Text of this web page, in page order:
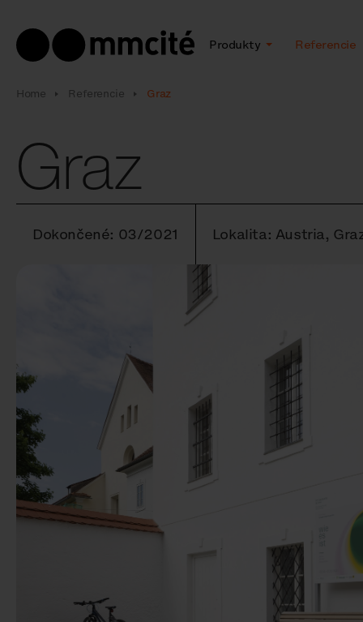
Produkty Referencie
Home Referencie Graz
Graz
Dokončené: 03/2021 Lokalita: Austria,